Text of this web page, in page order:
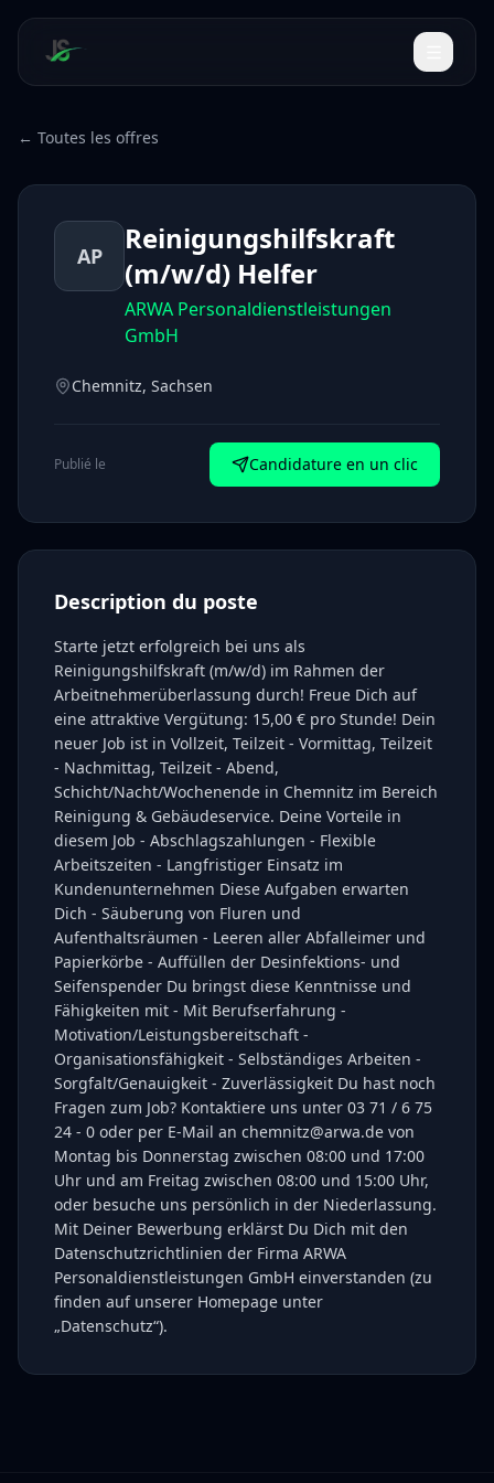
← Toutes les offres
AP
Reinigungshilfskraft
(m/w/d) Helfer
ARWA Personaldienstleistungen
GmbH
Chemnitz, Sachsen
Publié le Candidature en un clic
Description du poste
Starte jetzt erfolgreich bei uns als
Reinigungshilfskraft (m/w/d) im Rahmen der
Arbeitnehmerüberlassung durch! Freue Dich auf
eine attraktive Vergütung: 15,00 € pro Stunde! Dein
neuer Job ist in Vollzeit, Teilzeit - Vormittag, Teilzeit
- Nachmittag, Teilzeit - Abend,
Schicht/Nacht/Wochenende in Chemnitz im Bereich
Reinigung & Gebäudeservice. Deine Vorteile in
diesem Job - Abschlagszahlungen - Flexible
Arbeitszeiten - Langfristiger Einsatz im
Kundenunternehmen Diese Aufgaben erwarten
Dich - Säuberung von Fluren und
Aufenthaltsräumen - Leeren aller Abfalleimer und
Papierkörbe - Auffüllen der Desinfektions- und
Seifenspender Du bringst diese Kenntnisse und
Fähigkeiten mit - Mit Berufserfahrung -
Motivation/Leistungsbereitschaft -
Organisationsfähigkeit - Selbständiges Arbeiten -
Sorgfalt/Genauigkeit - Zuverlässigkeit Du hast noch
Fragen zum Job? Kontaktiere uns unter 03 71 / 6 75
24 - 0 oder per E-Mail an chemnitz@arwa.de von
Montag bis Donnerstag zwischen 08:00 und 17:00
Uhr und am Freitag zwischen 08:00 und 15:00 Uhr,
oder besuche uns persönlich in der Niederlassung.
Mit Deiner Bewerbung erklärst Du Dich mit den
Datenschutzrichtlinien der Firma ARWA
Personaldienstleistungen GmbH einverstanden (zu
finden auf unserer Homepage unter
„Datenschutz“).